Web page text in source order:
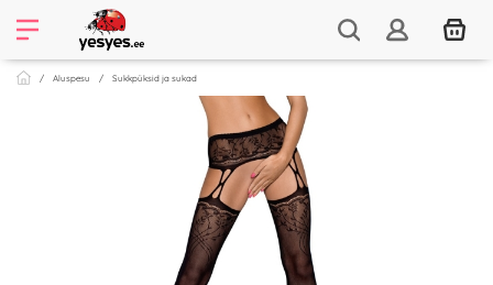
Aluspesu Sukkpüksid ja sukad